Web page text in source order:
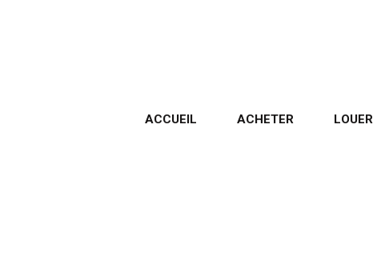
ACCUEIL ACHETER LOUER